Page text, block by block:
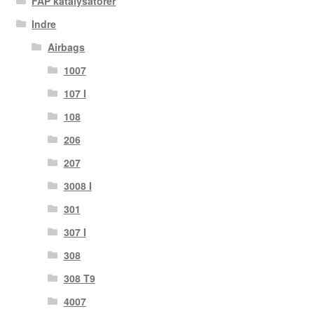
Indre
Airbags
1007
107 I
108
206
207
3008 I
301
307 I
308
308 T9
4007